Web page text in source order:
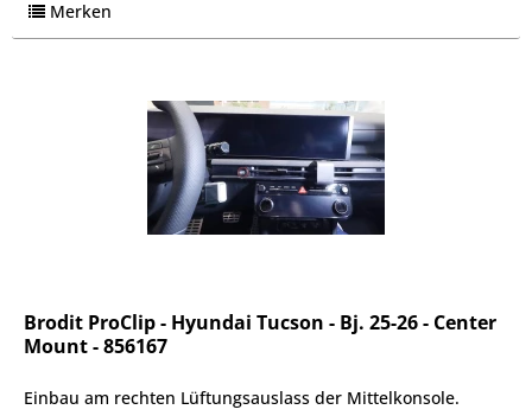
Merken
Brodit ProClip - Hyundai Tucson - Bj. 25-26 - Center
Mount - 856167
Einbau am rechten Lüftungsauslass der Mittelkonsole.